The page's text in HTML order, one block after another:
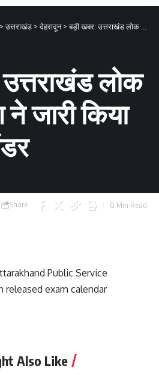
>उत्तराखंड >देहरादून>बड़ी खबर: उत्तराखंड लोक सेवा आयोग ने जारी किया परीक्षा कैलेंडर
लोक
जारी किया
Share 0 Min Read
Public Service
released exam calendar
Also Like